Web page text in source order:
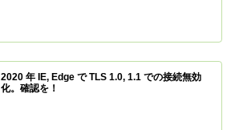
2020 年 IE, Edge で TLS 1.0, 1.1 での接続無効
化。確認を！